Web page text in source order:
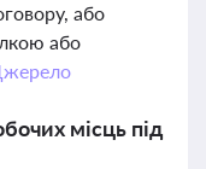
або
або
місць під